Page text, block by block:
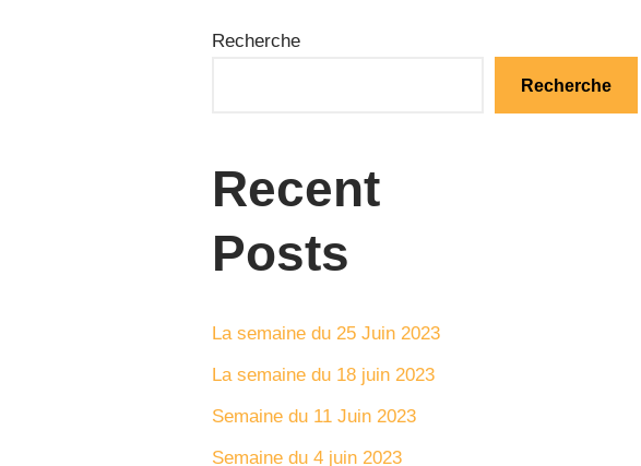
Recherche
Recherche
Recent
Posts
La semaine du 25 Juin 2023
La semaine du 18 juin 2023
Semaine du 11 Juin 2023
Semaine du 4 juin 2023